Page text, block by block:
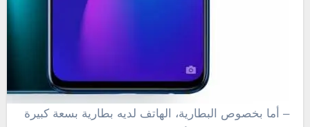
– أما بخصوص البطارية، الهاتف لديه بطارية بسعة كبيرة